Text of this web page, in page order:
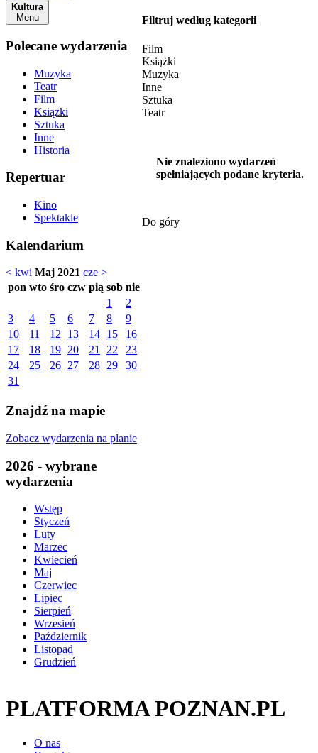
Kultura
Menu
Polecane wydarzenia
Muzyka
Teatr
Film
Książki
Sztuka
Inne
Historia
Repertuar
Kino
Spektakle
Kalendarium
< kwi Maj 2021 cze >
pon wto śro czw pią sob nie
1
2
3
4 5 6 7 8
9
10
11 12 13 14 15
16
17
18 19 20 21 22
23
24
25 26 27 28 29
30
31
Znajdź na mapie
Zobacz wydarzenia na planie
2026 - wybrane
wydarzenia
Wstęp
Styczeń
Luty
Marzec
Kwiecień
Maj
Czerwiec
Lipiec
Sierpień
Wrzesień
Październik
Listopad
Grudzień
Filtruj według kategorii
Film
Książki
Muzyka
Inne
Sztuka
Teatr
Nie znaleziono wydarzeń
spełniających podane kryteria.
Do góry
PLATFORMA POZNAN.PL
O nas